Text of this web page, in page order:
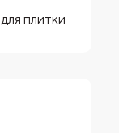
для плитки